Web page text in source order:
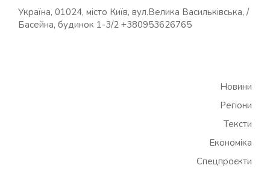
Україна, 01024, місто Київ, вул.Велика Васильківська, /
Басейна, будинок 1-3/2 +380953626765
Новини
Регіони
Тексти
Економіка
Спецпроєкти